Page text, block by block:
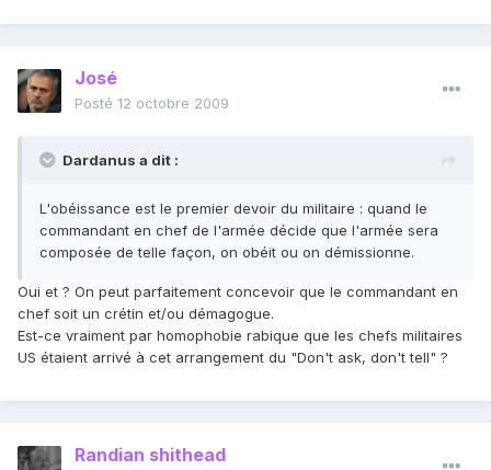
José
Posté 12 octobre 2009
Dardanus a dit :
L'obéissance est le premier devoir du militaire : quand le
commandant en chef de l'armée décide que l'armée sera
composée de telle façon, on obéit ou on démissionne.
Oui et ? On peut parfaitement concevoir que le commandant en
chef soit un crétin et/ou démagogue.
Est-ce vraiment par homophobie rabique que les chefs militaires
US étaient arrivé à cet arrangement du "Don't ask, don't tell" ?
Randian shithead